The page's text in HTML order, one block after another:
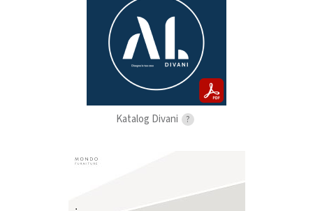
Katalog Divani ?